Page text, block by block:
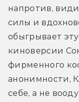
напротив,
силы и
обыгрывает
киноверсии
фирменного
анонимности,
себе, а не